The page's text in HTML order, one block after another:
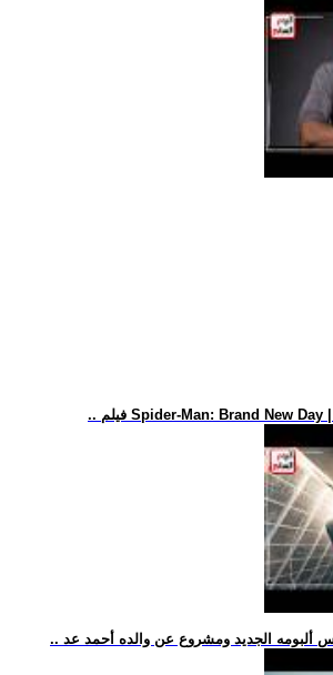
ألبومه الجديد ومشروع عن والده أحمد عد